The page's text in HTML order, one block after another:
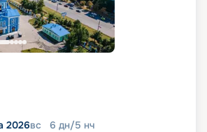
2026вс 6 дн/5 нч